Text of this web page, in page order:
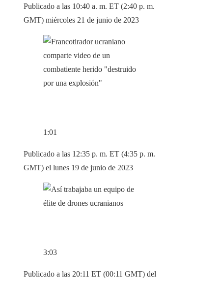
Publicado a las 10:40 a. m. ET (2:40 p. m.
GMT) miércoles 21 de junio de 2023
1:01
Publicado a las 12:35 p. m. ET (4:35 p. m.
GMT) el lunes 19 de junio de 2023
3:03
Publicado a las 20:11 ET (00:11 GMT) del